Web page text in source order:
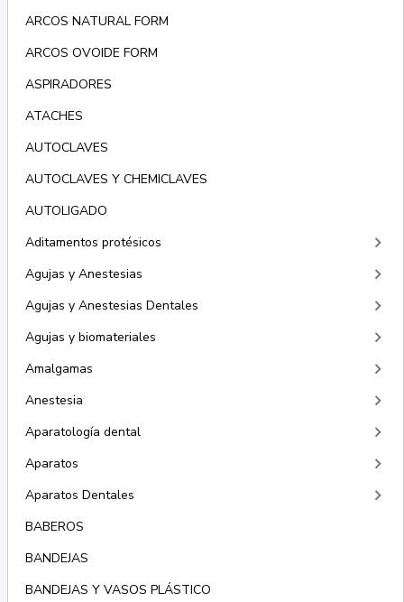
ARCOS NATURAL FORM
ARCOS OVOIDE FORM
ASPIRADORES
ATACHES
AUTOCLAVES
AUTOCLAVES Y CHEMICLAVES
AUTOLIGADO
Aditamentos protésicos
keyboard_arrow_right
Agujas y Anestesias keyboard_arrow_right
Agujas y Anestesias Dentales keyboard_arrow_right
Agujas y biomateriales keyboard_arrow_right
Amalgamas keyboard_arrow_right
Anestesia keyboard_arrow_right
Aparatología dental keyboard_arrow_right
Aparatos keyboard_arrow_right
Aparatos Dentales keyboard_arrow_right
BABEROS
BANDEJAS
BANDEJAS Y VASOS PLÁSTICO